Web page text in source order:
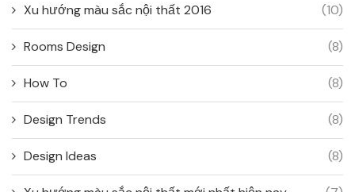
Xu hướng màu sắc nội thất 2016 (10)
Rooms Design (8)
How To (8)
Design Trends (8)
Design Ideas (8)